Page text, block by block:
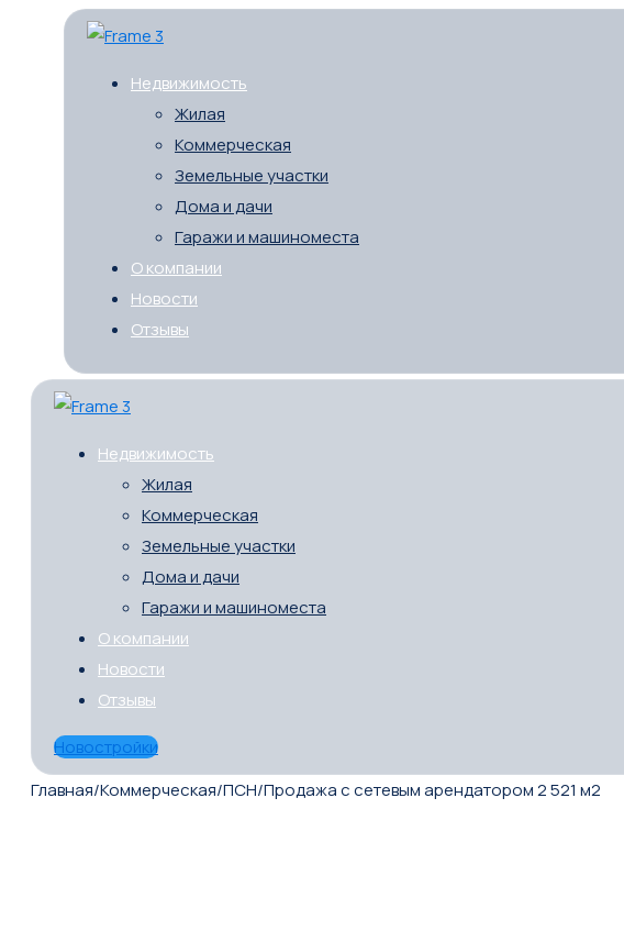
Недвижимость
Жилая
Коммерческая
Земельные участки
Дома и дачи
Гаражи и машиноместа
О компании
Новости
Отзывы
Недвижимость
Жилая
Коммерческая
Земельные участки
Дома и дачи
Гаражи и машиноместа
О компании
Новости
Отзывы
Новостройки
Главная/Коммерческая/ПСН/Продажа с сетевым арендатором 2 521 м2